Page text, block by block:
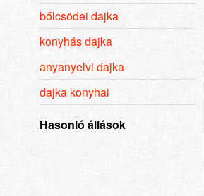
bőlcsödei dajka
konyhás dajka
anyanyelvi dajka
dajka konyhai
Hasonló állások